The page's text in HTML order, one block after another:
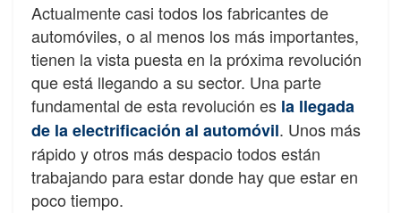
Actualmente casi todos los fabricantes de
automóviles, o al menos los más importantes,
tienen la vista puesta en la próxima revolución
que está llegando a su sector. Una parte
fundamental de esta revolución es la llegada
de la electrificación al automóvil. Unos más
rápido y otros más despacio todos están
trabajando para estar donde hay que estar en
poco tiempo.